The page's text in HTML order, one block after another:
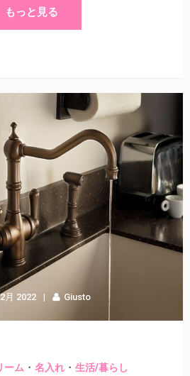
もっと見る
月 2022 Giusto
ーム・ 名入れ・ 生活/暮らし